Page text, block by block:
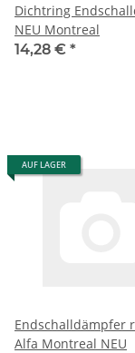
Dichtring
NEU Montreal
14,28 € *
AUF LAGER
Endschalldämpfer
Alfa Montreal NEU